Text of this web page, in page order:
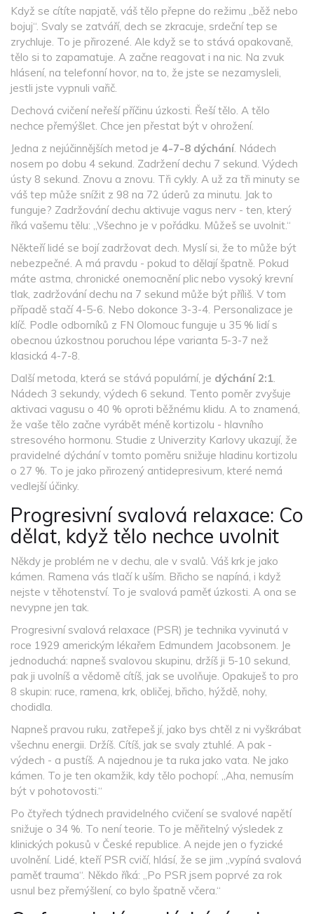
Když se cítíte napjatě, váš tělo přepne do režimu „běž nebo
bojuj“. Svaly se zatváří, dech se zkracuje, srdeční tep se
zrychluje. To je přirozené. Ale když se to stává opakovaně,
tělo si to zapamatuje. A začne reagovat i na nic. Na zvuk
hlásení, na telefonní hovor, na to, že jste se nezamysleli,
jestli jste vypnuli vařič.
Dechová cvičení neřeší příčinu úzkosti. Řeší tělo. A tělo
nechce přemýšlet. Chce jen přestat být v ohrožení.
Jedna z nejúčinnějších metod je 4-7-8 dýchání. Nádech
nosem po dobu 4 sekund. Zadržení dechu 7 sekund. Výdech
ústy 8 sekund. Znovu a znovu. Tři cykly. A už za tři minuty se
váš tep může snížit z 98 na 72 úderů za minutu. Jak to
funguje? Zadržování dechu aktivuje vagus nerv - ten, který
říká vašemu tělu: „Všechno je v pořádku. Můžeš se uvolnit.“
Někteří lidé se bojí zadržovat dech. Myslí si, že to může být
nebezpečné. A má pravdu - pokud to dělají špatně. Pokud
máte astma, chronické onemocnění plic nebo vysoký krevní
tlak, zadržování dechu na 7 sekund může být příliš. V tom
případě stačí 4-5-6. Nebo dokonce 3-3-4. Personalizace je
klíč. Podle odborníků z FN Olomouc funguje u 35 % lidí s
obecnou úzkostnou poruchou lépe varianta 5-3-7 než
klasická 4-7-8.
Další metoda, která se stává populární, je dýchání 2:1.
Nádech 3 sekundy, výdech 6 sekund. Tento poměr zvyšuje
aktivaci vagusu o 40 % oproti běžnému klidu. A to znamená,
že vaše tělo začne vyrábět méně kortizolu - hlavního
stresového hormonu. Studie z Univerzity Karlovy ukazují, že
pravidelné dýchání v tomto poměru snižuje hladinu kortizolu
o 27 %. To je jako přirozený antidepresivum, které nemá
vedlejší účinky.
Progresivní svalová relaxace: Co
dělat, když tělo nechce uvolnit
Někdy je problém ne v dechu, ale v svalů. Váš krk je jako
kámen. Ramena vás tlačí k uším. Břicho se napíná, i když
nejste v těhotenství. To je svalová paměť úzkosti. A ona se
nevypne jen tak.
Progresivní svalová relaxace (PSR) je technika vyvinutá v
roce 1929 americkým lékařem Edmundem Jacobsonem. Je
jednoduchá: napneš svalovou skupinu, držíš ji 5-10 sekund,
pak ji uvolníš a vědomě cítíš, jak se uvolňuje. Opakuješ to pro
8 skupin: ruce, ramena, krk, obličej, břicho, hýždě, nohy,
chodidla.
Napneš pravou ruku, zatřepeš jí, jako bys chtěl z ni vyškrábat
všechnu energii. Držíš. Cítíš, jak se svaly ztuhlé. A pak -
výdech - a pustíš. A najednou je ta ruka jako vata. Ne jako
kámen. To je ten okamžik, kdy tělo pochopí: „Aha, nemusím
být v pohotovosti.“
Po čtyřech týdnech pravidelného cvičení se svalové napětí
snižuje o 34 %. To není teorie. To je měřitelný výsledek z
klinických pokusů v České republice. A nejde jen o fyzické
uvolnění. Lidé, kteří PSR cvičí, hlásí, že se jim „vypíná svalová
paměť trauma“. Někdo říká: „Po PSR jsem poprvé za rok
usnul bez přemýšlení, co bylo špatně včera.“